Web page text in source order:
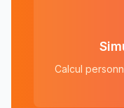
Calcul